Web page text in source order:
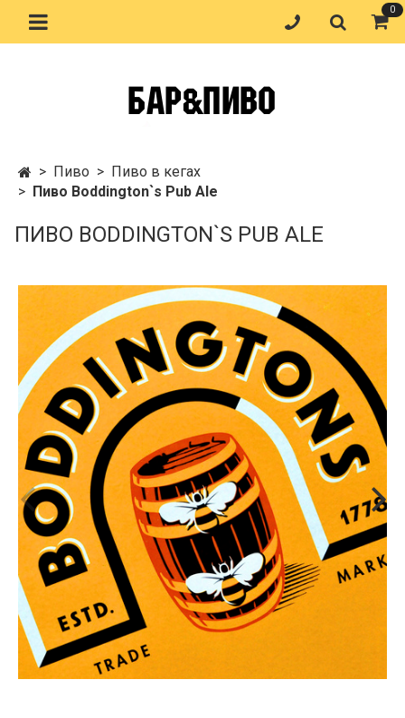
0
Пиво
Пиво в кегах
Пиво Boddington`s Pub Ale
ПИВО BODDINGTON`S PUB ALE